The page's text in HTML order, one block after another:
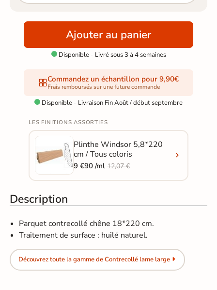
Ajouter au panier
Disponible - Livré sous 3 à 4 semaines
Commandez un échantillon pour 9,90€
Frais remboursés sur une future commande
 Disponible - Livraison Fin Août / début septembre
LES FINITIONS ASSORTIES
Plinthe Windsor 5,8*220
cm / Tous coloris
9 €90 /ml12,07 €
Description
Parquet contrecollé chêne 18*220 cm.
Traitement de surface : huilé naturel.
Découvrez toute la gamme de Contrecollé lame large